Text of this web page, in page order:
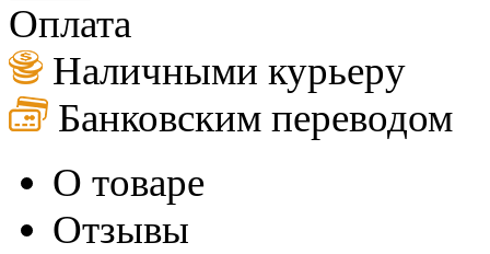
Оплата
Наличными курьеру
Банковским переводом
О товаре
Отзывы